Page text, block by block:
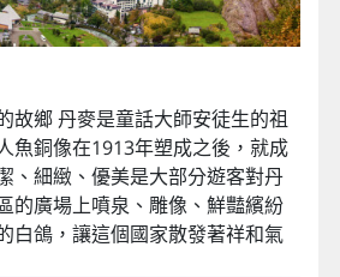
故鄉 丹麥是童話大師安徒生的祖
魚銅像在1913年塑成之後，就成
、細緻、優美是大部分遊客對丹
的廣場上噴泉、雕像、鮮豔繽紛
白鴿，讓這個國家散發著祥和氣